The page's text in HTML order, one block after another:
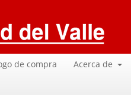
de compra Acerca de